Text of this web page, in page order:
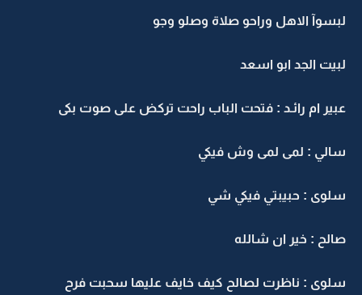
لبسوآ الاهل وراحو صلاة وصلو وجو
لبيت الجد ابو اسعد
عبير ام رائـد : فتحت الباب راحت تركض على صوت بكى
سالي : لمى لمى وش فيكي
سلوى : حبيبتي فيكي شي
صالح : خير ان شالله
سلوى : ناظرت لصالح كيف خايف عليها سحبت فرح